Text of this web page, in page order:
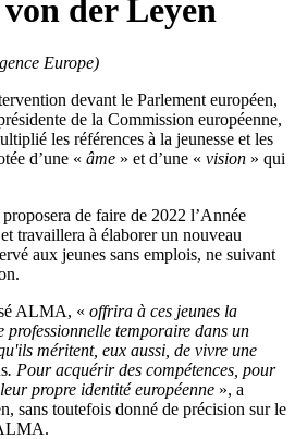
der Leyen
Europe)
devant le Parlement européen,
de la Commission européenne,
les références à la jeunesse et les
d’une « âme » et d’une « vision » qui
de faire de 2022 l’Année
travaillera à élaborer un nouveau
aux jeunes sans emplois, ne suivant
ALMA, « offrira à ces jeunes la
professionnelle temporaire dans un
méritent, eux aussi, de vivre une
. Pour acquérir des compétences, pour
propre identité européenne », a
sans toutefois donné de précision sur le